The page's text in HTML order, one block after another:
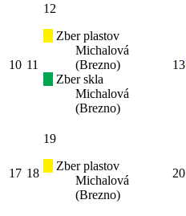
10 11
12
Zber plastov
Michalová
(Brezno)
Zber skla
Michalová
(Brezno)
13
17 18
19
Zber plastov
Michalová
(Brezno)
20